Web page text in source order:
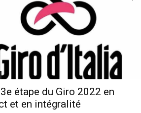
étape du Giro 2022 en
et en intégralité